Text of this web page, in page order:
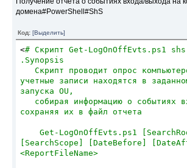
ФИО так как они должны выглядеть
"ФИО", strName)
Set objTextFile =
ForWriting,
False
objTextFile.Write strTextFile
objTextFile.Close
'RE Фамилия Имя'
objTextFile =
(objFolderItem.Path
&
ForReading,
домена#PowerShell#ShS
Код:[Выделить]
<# Скрипт Get-LogOnOffEvts.ps1 shs
.Synopsis
Скрипт проводит опрос
учетные записи находятся в
запуска OU,
собирая информацию о событиях
сохраняя их в файл отчета
Get-LogOnOffEvts.ps1
<ReportFileName>